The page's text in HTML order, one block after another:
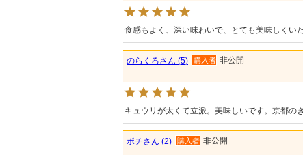
食感もよく、深い味わいで、とても美味しくい
のらくろ 5 購入者 非公開
キュウリが太くて立派。美味しいです。京都の
ポチ 2 購入者 非公開